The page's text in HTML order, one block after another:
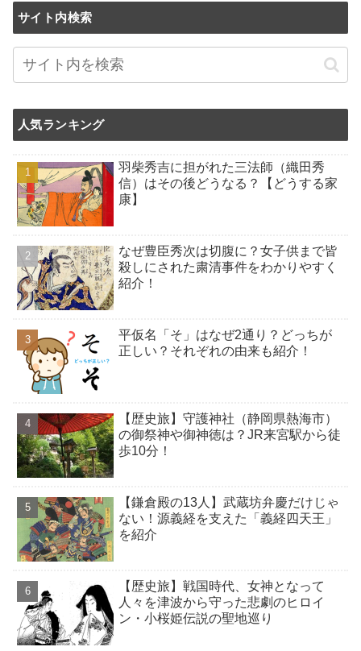
サイト内検索
人気ランキング
羽柴秀吉に担がれた三法師（織田秀
信）はその後どうなる？【どうする家
康】
なぜ豊臣秀次は切腹に？女子供まで皆
殺しにされた粛清事件をわかりやすく
紹介！
平仮名「そ」はなぜ2通り？どっちが
正しい？それぞれの由来も紹介！
【歴史旅】守護神社（静岡県熱海市）
の御祭神や御神徳は？JR来宮駅から徒
歩10分！
【鎌倉殿の13人】武蔵坊弁慶だけじゃ
ない！源義経を支えた「義経四天王」
を紹介
【歴史旅】戦国時代、女神となって
人々を津波から守った悲劇のヒロイ
ン・小桜姫伝説の聖地巡り